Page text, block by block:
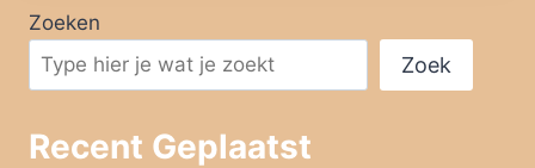
Zoeken
Zoek
Recent Geplaatst